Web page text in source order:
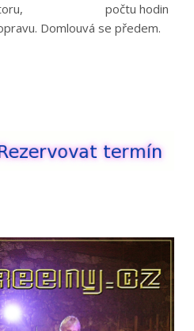
prostoru, počtu hodin
Domlouvá se předem.